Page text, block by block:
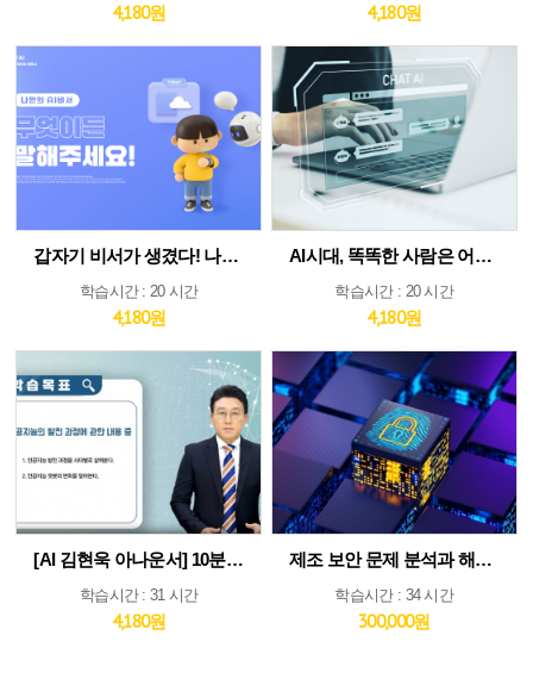
4,180원 4,180원
갑자기 비서가 생겼다! 나만의 AI인턴 활용법
학습시간 : 20 시간
4,180원
AI시대, 똑똑한 사람은 어떻게 생각하고 질문하는가
학습시간 : 20 시간
4,180원
[AI 김현욱 아나운서] 10분이면 따라하는 직장인 ChatGPT 바이블
학습시간 : 31 시간
4,180원
제조 보안 문제 분석과 해법 : IEC 62443 분석 및 구축 전략 집중 분석
학습시간 : 34 시간
300,000원